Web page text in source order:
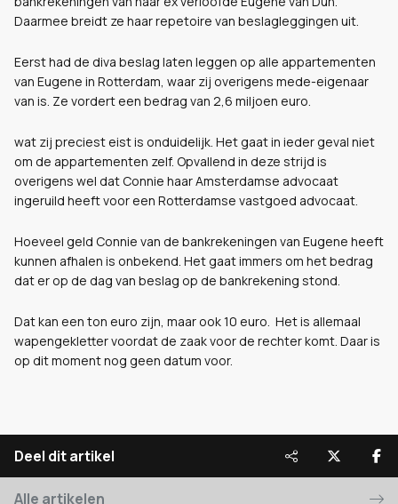
Daarmee breidt ze haar repetoire van beslagleggingen uit.
Eerst had de diva beslag laten leggen op alle appartementen
van Eugene in Rotterdam, waar zij overigens mede-eigenaar
van is. Ze vordert een bedrag van 2,6 miljoen euro.
wat zij preciest eist is onduidelijk. Het gaat in ieder geval niet
om de appartementen zelf. Opvallend in deze strijd is
overigens wel dat Connie haar Amsterdamse advocaat
ingeruild heeft voor een Rotterdamse vastgoed advocaat.
Hoeveel geld Connie van de bankrekeningen van Eugene heeft
kunnen afhalen is onbekend. Het gaat immers om het bedrag
dat er op de dag van beslag op de bankrekening stond.
Dat kan een ton euro zijn, maar ook 10 euro. Het is allemaal
wapengekletter voordat de zaak voor de rechter komt. Daar is
op dit moment nog geen datum voor.
Deel dit artikel
Alle artikelen